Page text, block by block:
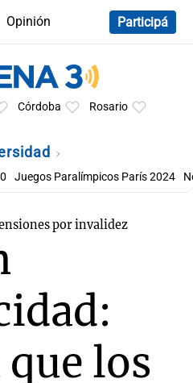
Opinión
Participá
Córdoba Rosario
Juegos Paralímpicos París 2024
por invalidez
los